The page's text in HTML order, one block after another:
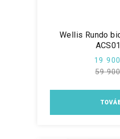
Wellis Rundo
19
59